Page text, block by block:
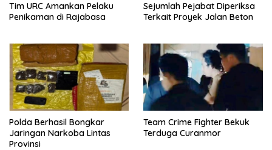
Tim URC Amankan Pelaku
Penikaman di Rajabasa
Sejumlah Pejabat Diperiksa
Terkait Proyek Jalan Beton
Polda Berhasil Bongkar
Jaringan Narkoba Lintas
Provinsi
Team Crime Fighter Bekuk
Terduga Curanmor